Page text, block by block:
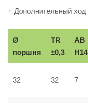
+ Дополнительный ход
Ø
поршня
TR
±0,3
AB
H14
32 32 7